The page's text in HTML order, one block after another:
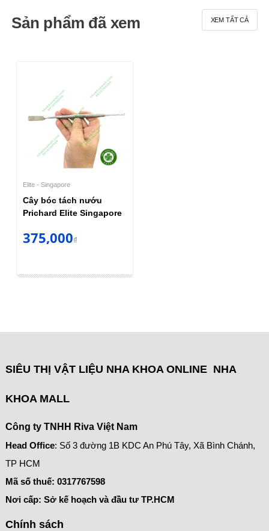
Sản phẩm đã xem XEM TẤT CẢ
Elite - Singapore
Cây bóc tách nướu
Prichard Elite Singapore
375,000₫
SIÊU THỊ VẬT LIỆU NHA KHOA ONLINE NHA
KHOA MALL
Công ty TNHH Riva Việt Nam
Head Office: Số 3 đường 1B KDC An Phú Tây, Xã Bình Chánh,
TP HCM
Mã số thuế: 0317767598
Nơi cấp: Sở kế hoạch và đầu tư TP.HCM
Chính sách